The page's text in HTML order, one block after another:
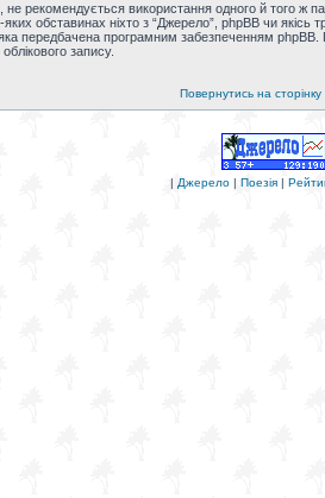
рекомендується використання одного й того ж
обставинах ніхто з “Джерело”, phpBB чи
передбачена програмним забезпеченням
запису.
Повернутись на сторінку
| Джерело | Поезія |